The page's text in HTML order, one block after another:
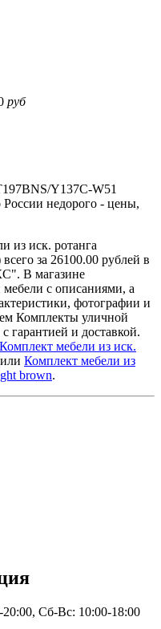
руб
Y137C-W51
недорого - цены,
из иск. ротанга
за 26100.00 рублей в
В магазине
с описаниями, а
фотографии и
Комплекты уличной
гарантией и доставкой.
Комплект мебели из иск.
или Комплект мебели из
brown.
Сб-Вс: 10:00-18:00